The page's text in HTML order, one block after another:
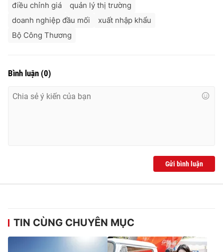
điều chỉnh giá
quản lý thị trường
doanh nghiệp đầu mối
xuất nhập khẩu
Bộ Công Thương
Bình luận (0)
Gửi bình luận
TIN CÙNG CHUYÊN MỤC